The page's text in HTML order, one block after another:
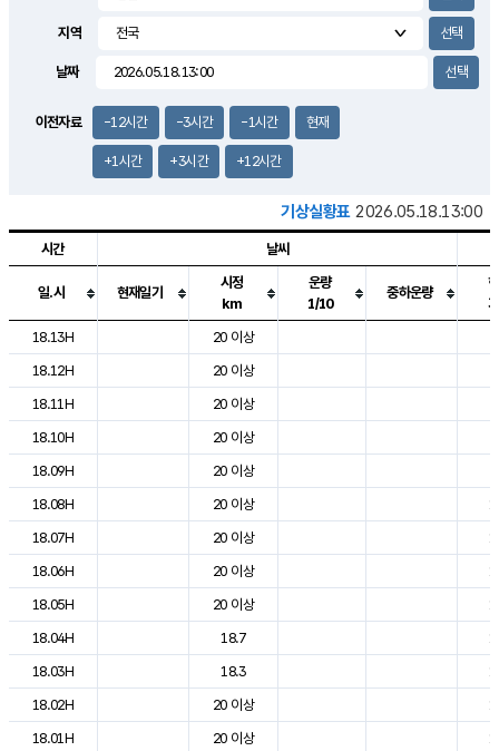
0.4m/s
지역
날짜
이전자료 -12시간 -3시간 -1시간 현재
+1시간 +3시간 +12시간
기상실황표 2026.05.18.13:00
도시별 기상실황표로 지점, 날씨, 기온, 강수, 바람, 기압등을 안내한 표입
시간 날씨
일.시 현재일기
시정
km
운량
1/10
중하운량
18.13H
20 이상
18.12H
20 이상
18.11H
20 이상
18.10H
20 이상
18.09H
20 이상
18.08H
20 이상
18.07H
20 이상
18.06H
20 이상
18.05H
20 이상
18.04H
18.7
18.03H
18.3
18.02H
20 이상
18.01H
20 이상